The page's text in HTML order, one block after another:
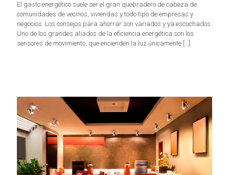
El gasto energético suele ser el gran quebradero de cabeza de
comunidades de vecinos, viviendas y todo tipo de empresas y
negocios. Los consejos para ahorrar son variados y ya escuchados.
Uno de los grandes aliados de la eficiencia energética son los
sensores de movimiento, que encienden la luz únicamente […]